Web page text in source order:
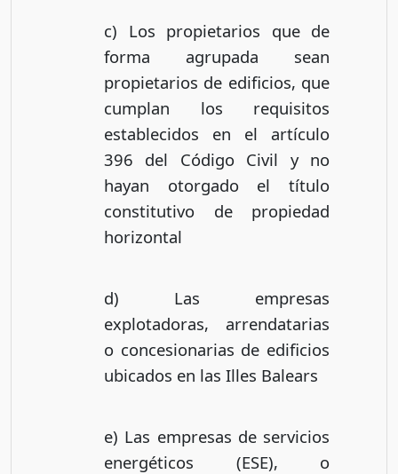
c) Los propietarios que de
forma agrupada sean
propietarios de edificios, que
cumplan los requisitos
establecidos en el artículo
396 del Código Civil y no
hayan otorgado el título
constitutivo de propiedad
horizontal
d) Las empresas
explotadoras, arrendatarias
o concesionarias de edificios
ubicados en las Illes Balears
e) Las empresas de servicios
energéticos (ESE), o